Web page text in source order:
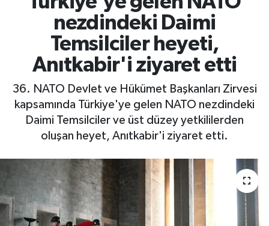
nezdindeki Daimi
Temsilciler heyeti,
Anıtkabir'i ziyaret etti
36.⁠ ⁠NATO Devlet ve Hükümet Başkanları Zirvesi
kapsamında Türkiye'ye gelen NATO nezdindeki
Daimi Temsilciler ve üst düzey yetkililerden
oluşan heyet, Anıtkabir'i ziyaret etti.